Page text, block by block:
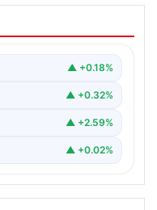
daha! Jens
▲ +0.18%
▲ +0.32%
▲ +2.59%
▲ +0.02%